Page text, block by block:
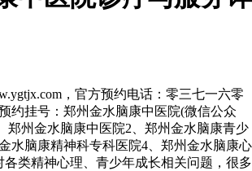
，官方预约电话：零三七一六零
约挂号：郑州金水脑康中医院(微信公众
郑州金水脑康中医院2、郑州金水脑康青少
水脑康精神科专科医院4、郑州金水脑康心
类精神心理、青少年成长相关问题，很多